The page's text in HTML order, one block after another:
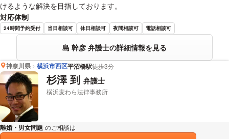
けるような解決を目指しております。
対応体制
24時間予約受付 当日相談可 休日相談可 夜間相談可 電話相談可
島 幹彦 弁護士の詳細情報を見る
神奈川県 横浜市西区平沼橋駅徒歩3分
杉澤 到 弁護士
横浜麦わら法律事務所
離婚・男女問題 のご相談は